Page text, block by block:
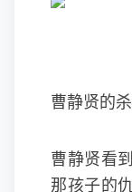
曹静贤的
曹静贤看
那孩子的